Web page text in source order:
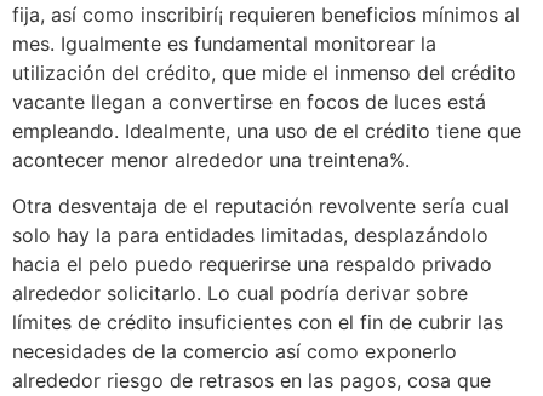
fija, así­ como inscribirí¡ requieren beneficios mínimos al
mes. Igualmente es fundamental monitorear la
utilización del crédito, que mide el inmenso del crédito
vacante llegan a convertirse en focos de luces está
empleando. Idealmente, una uso de el crédito tiene que
acontecer menor alrededor una treintena%.
Otra desventaja de el reputación revolvente serí­a cual
solo hay la para entidades limitadas, desplazándolo
hacia el pelo puedo requerirse una respaldo privado
alrededor solicitarlo. Lo cual podría derivar sobre
límites de crédito insuficientes con el fin de cubrir las
necesidades de la comercio así­ como exponerlo
alrededor riesgo de retrasos en las pagos, cosa que